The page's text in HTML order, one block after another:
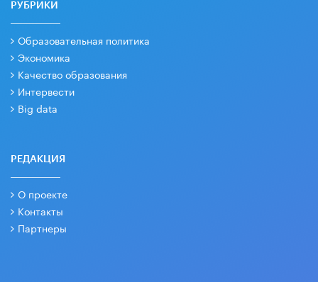
РУБРИКИ
Образовательная политика
Экономика
Качество образования
Интервести
Big data
РЕДАКЦИЯ
О проекте
Контакты
Партнеры